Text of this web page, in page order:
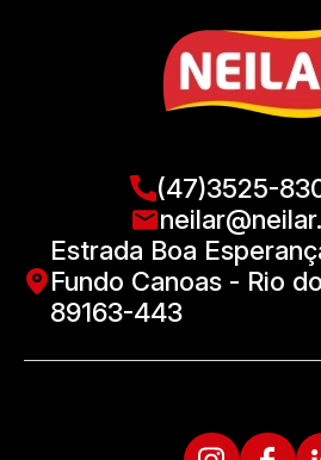
(47)3525-
Estrada Boa
Fundo Canoas - Rio
89163-443